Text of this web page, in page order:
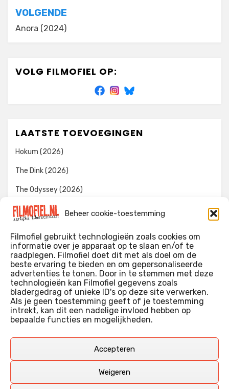
Beheer cookie-toestemming
Filmofiel gebruikt technologieën zoals cookies om
informatie over je apparaat op te slaan en/of te
raadplegen. Filmofiel doet dit met als doel om de
beste ervaring te bieden en om gepersonaliseerde
advertenties te tonen. Door in te stemmen met deze
technologieën kan Filmofiel gegevens zoals
bladergedrag of unieke ID's op deze site verwerken.
Als je geen toestemming geeft of je toestemming
intrekt, kan dit een nadelige invloed hebben op
bepaalde functies en mogelijkheden.
Accepteren
Weigeren
VOLGENDE
Anora (2024)
VOLG FILMOFIEL OP:
LAATSTE TOEVOEGINGEN
Hokum (2026)
The Dink (2026)
The Odyssey (2026)
Evil Dead Burn (2026)
WIE IK BEN…?
Ik ben ooit begonnen met m’n recensies omdat ik zoveel
films keek dat ik af en toe niet meer wist welke ik nu wel of
niet gezien had. Ik ben een filmliefhebber, heb als hobby nog
erg lang in een videotheek gewerkt, en heb als coproducent
Deze recensies zijn dan ook vooral vrij pretentieloze
aangevuld met een groeiende kennis over de kunde én de
kunst van het maken van film.